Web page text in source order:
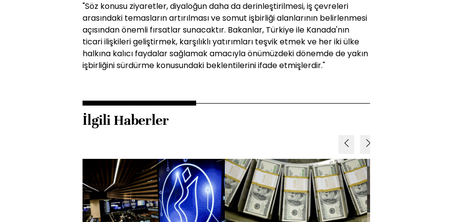
"Söz konusu ziyaretler, diyaloğun daha da derinleştirilmesi, iş çevreleri
arasındaki temasların artırılması ve somut işbirliği alanlarının belirlenmesi
açısından önemli fırsatlar sunacaktır. Bakanlar, Türkiye ile Kanada'nın
ticari ilişkileri geliştirmek, karşılıklı yatırımları teşvik etmek ve her iki ülke
halkına kalıcı faydalar sağlamak amacıyla önümüzdeki dönemde de yakın
işbirliğini sürdürme konusundaki beklentilerini ifade etmişlerdir."
İlgili Haberler